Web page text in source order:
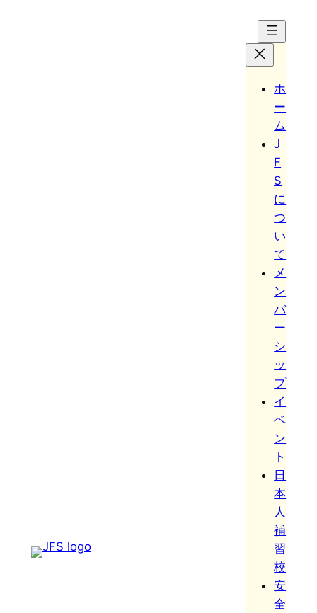
ホ
ー
ム
J
F
S
に
つ
い
て
メ
ン
バ
ー
シ
ッ
プ
イ
ベ
ン
ト
日
本
人
補
習
校
安
全